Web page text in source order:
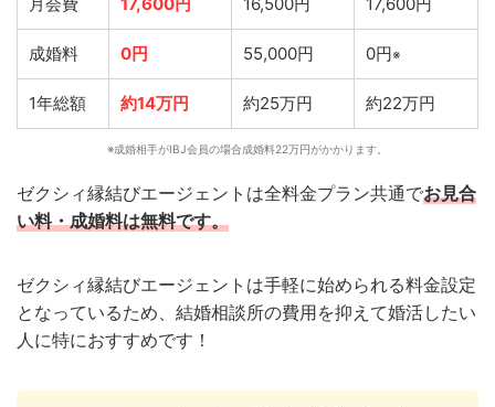
成婚料 0円 55,000円 0円※
1年総額 約14万円 約25万円 約22万円
※成婚相手がIBJ会員の場合成婚料22万円がかかります。
ゼクシィ縁結びエージェントは全料金プラン共通でお見合
い料・成婚料は無料です。
ゼクシィ縁結びエージェントは手軽に始められる料金設定
となっているため、結婚相談所の費用を抑えて婚活したい
人に特におすすめです！